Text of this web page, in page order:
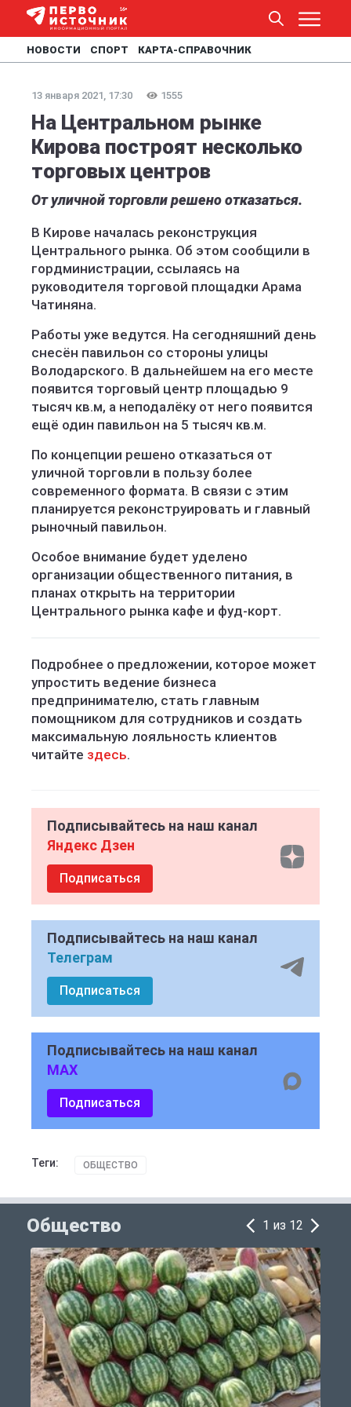
НОВОСТИ СПОРТ КАРТА-СПРАВОЧНИК
13 января 2021, 17:30 1555
На Центральном рынке
Кирова построят несколько
торговых центров
От уличной торговли решено отказаться.
В Кирове началась реконструкция
Центрального рынка. Об этом сообщили в
гордминистрации, ссылаясь на
руководителя торговой площадки Арама
Чатиняна.
Работы уже ведутся. На сегодняшний день
снесён павильон со стороны улицы
Володарского. В дальнейшем на его месте
появится торговый центр площадью 9
тысяч кв.м, а неподалёку от него появится
ещё один павильон на 5 тысяч кв.м.
По концепции решено отказаться от
уличной торговли в пользу более
современного формата. В связи с этим
планируется реконструировать и главный
рыночный павильон.
Особое внимание будет уделено
организации общественного питания, в
планах открыть на территории
Центрального рынка кафе и фуд-корт.
Подробнее о предложении, которое может
упростить ведение бизнеса
предпринимателю, стать главным
помощником для сотрудников и создать
максимальную лояльность клиентов
читайте здесь.
Подписывайтесь на наш канал
Яндекс Дзен
Подписаться
Подписывайтесь на наш канал
Телеграм
Подписаться
Подписывайтесь на наш канал
MAX
Подписаться
Теги: ОБЩЕСТВО
Общество 1 из 12